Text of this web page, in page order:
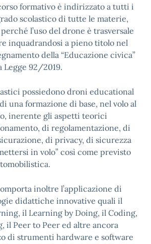
formativo è indirizzato a tutti i
scolastico di tutte le materie,
l’uso del drone è trasversale
inquadrandosi a pieno titolo nel
della “Educazione civica”
92/2019.
possiedono droni educational
una formazione di base, nel volo al
inerente gli aspetti teorici
di regolamentazione, di
di privacy, di sicurezza
in volo” così come previsto
inoltre l’applicazione di
didattiche innovative quali il
il Learning by Doing, il Coding,
il Peer to Peer ed altre ancora
di strumenti hardware e software